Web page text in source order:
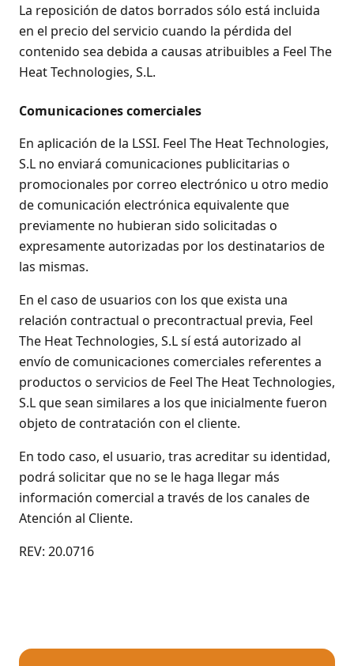
La reposición de datos borrados sólo está incluida
en el precio del servicio cuando la pérdida del
contenido sea debida a causas atribuibles a Feel The
Heat Technologies, S.L.
Comunicaciones comerciales
En aplicación de la LSSI. Feel The Heat Technologies,
S.L no enviará comunicaciones publicitarias o
promocionales por correo electrónico u otro medio
de comunicación electrónica equivalente que
previamente no hubieran sido solicitadas o
expresamente autorizadas por los destinatarios de
las mismas.
En el caso de usuarios con los que exista una
relación contractual o precontractual previa, Feel
The Heat Technologies, S.L sí está autorizado al
envío de comunicaciones comerciales referentes a
productos o servicios de Feel The Heat Technologies,
S.L que sean similares a los que inicialmente fueron
objeto de contratación con el cliente.
En todo caso, el usuario, tras acreditar su identidad,
podrá solicitar que no se le haga llegar más
información comercial a través de los canales de
Atención al Cliente.
REV: 20.0716